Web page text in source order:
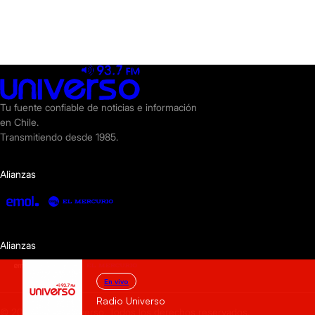
En vivo
Radio Universo
Tu fuente confiable de noticias e información
en Chile.
Transmitiendo desde 1985.
Alianzas
Alianzas